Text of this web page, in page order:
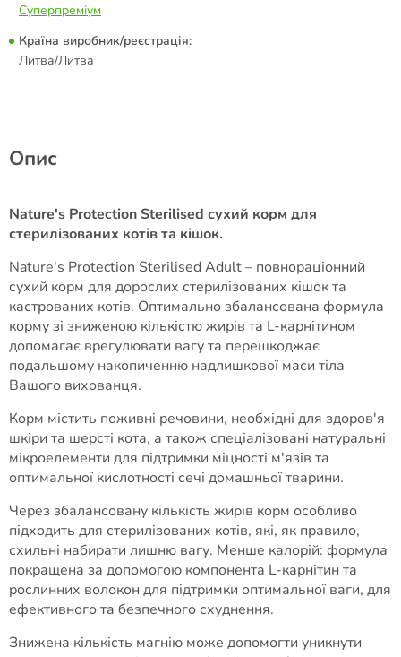
Суперпреміум
Країна виробник/реєстрація:
Литва/Литва
Опис
Nature's Protection Sterilised сухий корм для
стерилізованих котів та кішок.
Nature's Protection Sterilised Adult – повнораціонний
сухий корм для дорослих стерилізованих кішок та
кастрованих котів. Оптимально збалансована формула
корму зі зниженою кількістю жирів та L-карнітином
допомагає врегулювати вагу та перешкоджає
подальшому накопиченню надлишкової маси тіла
Вашого вихованця.
Корм містить поживні речовини, необхідні для здоров'я
шкіри та шерсті кота, а також спеціалізовані натуральні
мікроелементи для підтримки міцності м'язів та
оптимальної кислотності сечі домашньої тварини.
Через збалансовану кількість жирів корм особливо
підходить для стерилізованих котів, які, як правило,
схильні набирати лишню вагу. Менше калорій: формула
покращена за допомогою компонента L-карнітин та
рослинних волокон для підтримки оптимальної ваги, для
ефективного та безпечного схуднення.
Знижена кількість магнію може допомогти уникнути